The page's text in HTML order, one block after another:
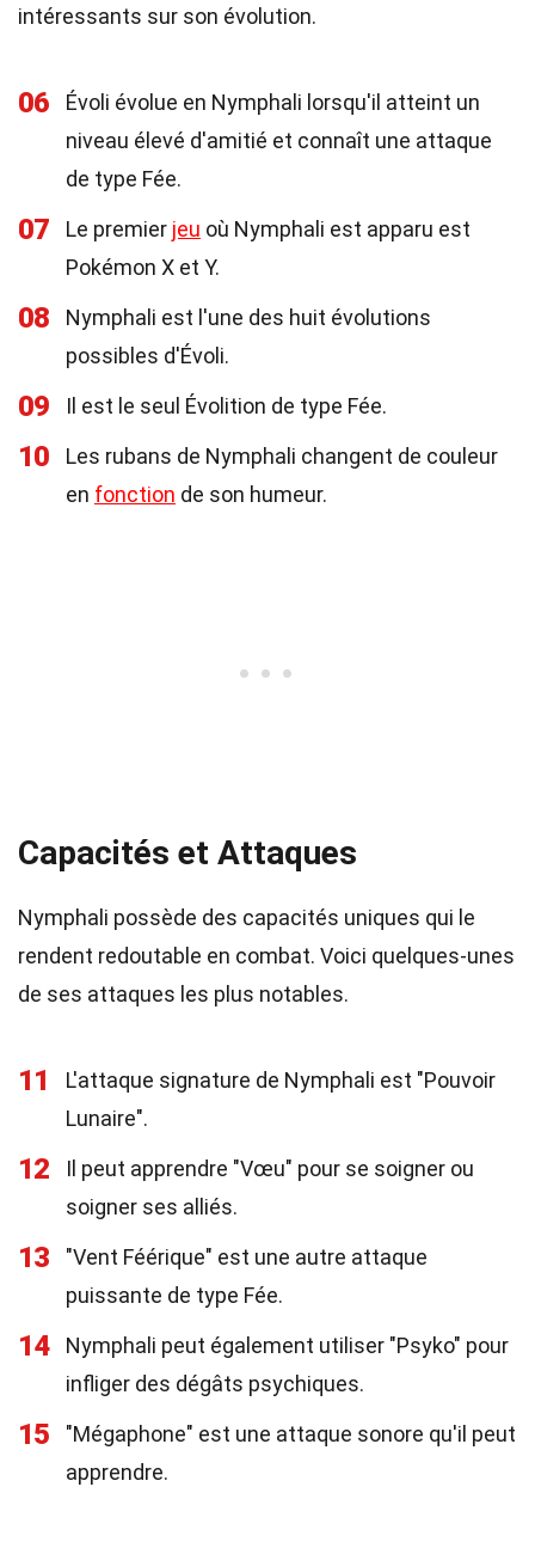
intéressants sur son évolution.
06
Évoli évolue en Nymphali lorsqu'il atteint un
niveau élevé d'amitié et connaît une attaque
de type Fée.
07 Le premier jeu où Nymphali est apparu est
Pokémon X et Y.
08
Nymphali est l'une des huit évolutions
possibles d'Évoli.
09 Il est le seul Évolition de type Fée.
10
Les rubans de Nymphali changent de couleur
en fonction de son humeur.
Capacités et Attaques
Nymphali possède des capacités uniques qui le
rendent redoutable en combat. Voici quelques-unes
de ses attaques les plus notables.
11
L'attaque signature de Nymphali est "Pouvoir
Lunaire".
12
Il peut apprendre "Vœu" pour se soigner ou
soigner ses alliés.
13
"Vent Féérique" est une autre attaque
puissante de type Fée.
14
Nymphali peut également utiliser "Psyko" pour
infliger des dégâts psychiques.
15
"Mégaphone" est une attaque sonore qu'il peut
apprendre.